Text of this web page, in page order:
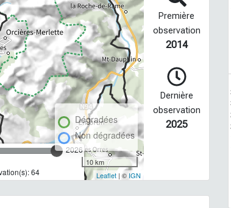
2026
64
Dégradées
Non dégradées
10 km
Leaflet| © IGN
Première
observation
2014
Dernière
observation
2025